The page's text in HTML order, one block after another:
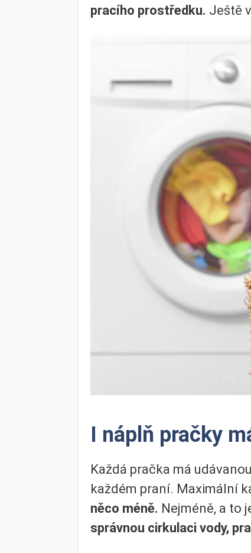
pracího prostředku. Ještě
I náplň pračky
Každá pračka má udávanou
každém praní. Maximální
něco méně. Nejméně, a to
správnou cirkulaci vody,